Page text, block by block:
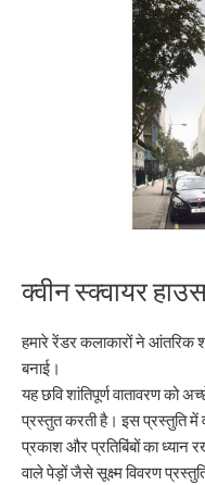
क्वीन स्क्वायर
हमारे रेंडर कलाकारों ने आंतरिक
बनाई।
यह छवि शांतिपूर्ण वातावरण को
प्रस्तुत करती है। इस प्रस्तुति में
प्रकाश और प्रतिबिंबों का ध्यान
वाले पेड़ों जैसे सूक्ष्म विवरण